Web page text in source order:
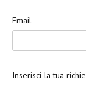
Email
Inserisci la tua